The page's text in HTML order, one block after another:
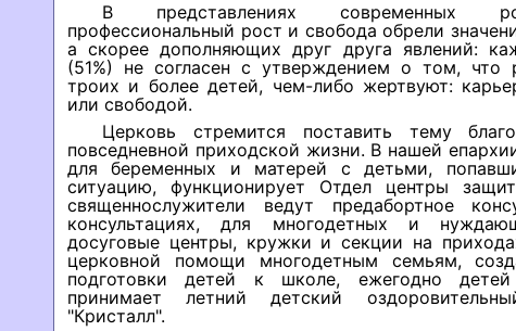
В представлениях современных
профессиональный рост и свобода обрели
а скорее дополняющих друг друга явлений:
(51%) не согласен с утверждением о том, что
троих и более детей, чем-либо жертвуют:
или свободой.
Церковь стремится поставить тему
повседневной приходской жизни. В нашей
для беременных и матерей с детьми,
ситуацию, функционирует Отдел центры
священнослужители ведут предабортное
консультациях, для многодетных и
досуговые центры, кружки и секции на
церковной помощи многодетным семьям,
подготовки детей к школе, ежегодно
принимает летний детский
"Кристалл".